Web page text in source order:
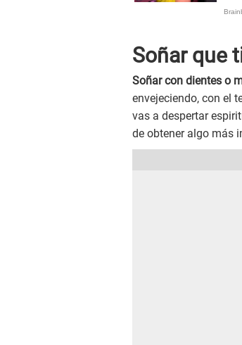
Soñar que
Soñar con dientes o
envejeciendo, con el
vas a despertar
de obtener algo más